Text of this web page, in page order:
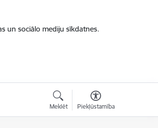
un sociālo mediju sīkdatnes.
Meklēt Piekļūstamība